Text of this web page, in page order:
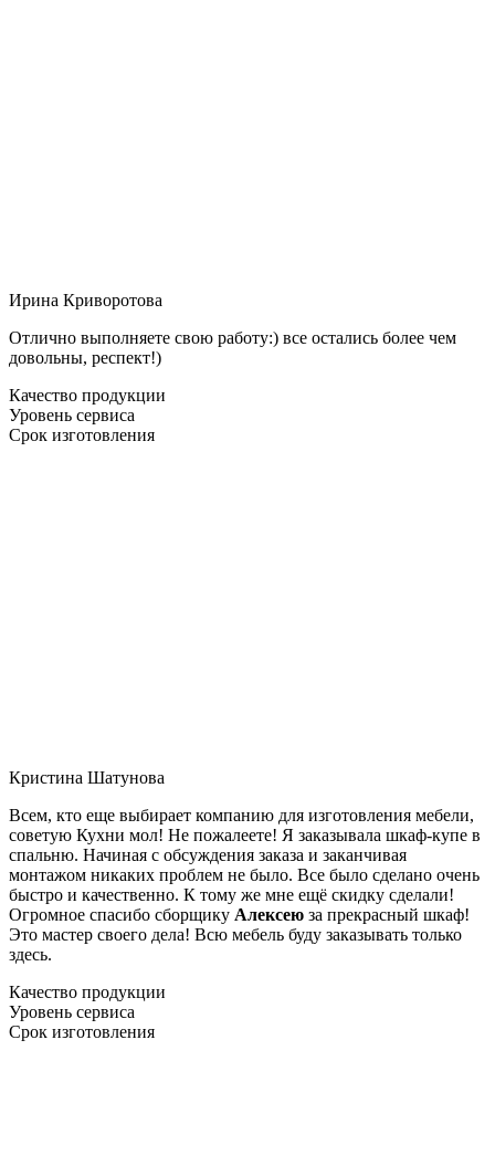
Ирина Криворотова
Отлично выполняете свою работу:) все остались более чем
довольны, респект!)
Качество продукции
Уровень сервиса
Срок изготовления
Кристина Шатунова
Всем, кто еще выбирает компанию для изготовления мебели,
советую Кухни мол! Не пожалеете! Я заказывала шкаф-купе в
спальню. Начиная с обсуждения заказа и заканчивая
монтажом никаких проблем не было. Все было сделано очень
быстро и качественно. К тому же мне ещё скидку сделали!
Огромное спасибо сборщику Алексею за прекрасный шкаф!
Это мастер своего дела! Всю мебель буду заказывать только
здесь.
Качество продукции
Уровень сервиса
Срок изготовления